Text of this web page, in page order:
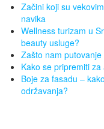
Začini koji su
navika
Wellness turizam u
beauty usluge?
Zašto nam
Kako se pripremiti
Boje za fasadu –
održavanja?